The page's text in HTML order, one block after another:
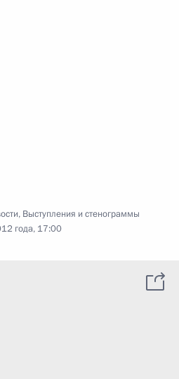
, Выступления и стенограммы
года, 17:00